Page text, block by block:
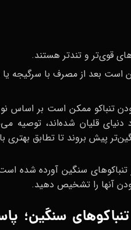
قوی‌تر و تندتر هستند.
است بعد از مصرف با سرگیجه
تنباکو ممکن است بر اساس
دنیای قلیان شده‌اند،
پیش بروند تا تطابق بهتری
تنباکوهای سنگین آورده شده
آنها را تشخیص دهید.
سنگین؛